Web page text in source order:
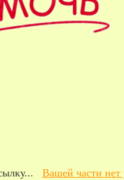
Вашей части нет